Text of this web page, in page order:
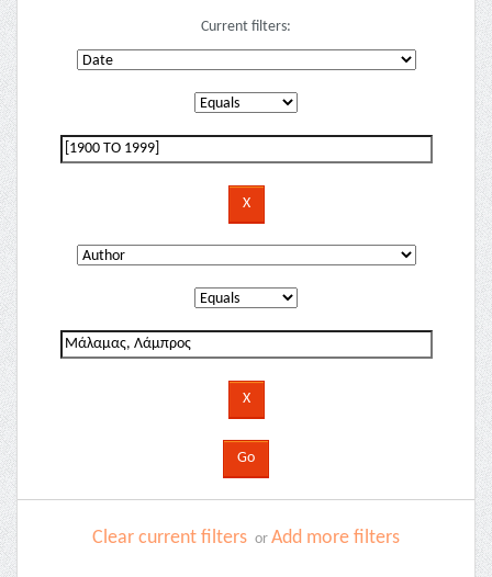
Current filters:
Clear current filters or Add more filters